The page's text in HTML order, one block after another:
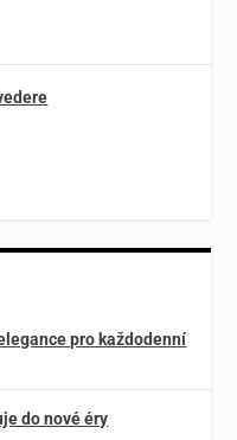
pro každodenní
do nové éry